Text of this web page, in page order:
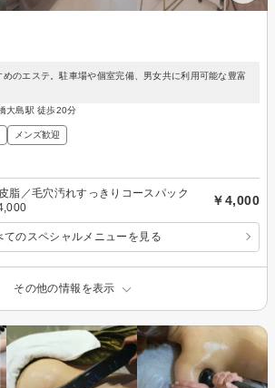
のエステ。駐車場や個室完備、男女共に利用可能な豊富
大島駅 徒歩20分
メンズ歓迎
脂／毛穴汚れすっきりコースパック
￥4,000
てのスペシャルメニューを見る
その他の情報を表示